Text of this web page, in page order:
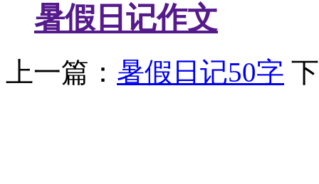
暑假日记作文
上一篇： 暑假日记50字